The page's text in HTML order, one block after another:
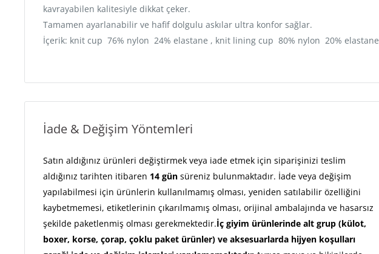
kavrayabilen kalitesiyle dikkat çeker.
Tamamen ayarlanabilir ve hafif dolgulu askılar ultra konfor sağlar.
İçerik: knit cup 76% nylon 24% elastane , knit lining cup 80% nylon 20% elastane
İade & Değişim Yöntemleri
Satın aldığınız ürünleri değiştirmek veya iade etmek için siparişinizi teslim
aldığınız tarihten itibaren 14 gün süreniz bulunmaktadır. İade veya değişim
yapılabilmesi için ürünlerin kullanılmamış olması, yeniden satılabilir özelliğini
kaybetmemesi, etiketlerinin çıkarılmamış olması, orijinal ambalajında ve hasarsız
şekilde paketlenmiş olması gerekmektedir.İç giyim ürünlerinde alt grup (külot,
boxer, korse, çorap, çoklu paket ürünler) ve aksesuarlarda hijyen koşulları